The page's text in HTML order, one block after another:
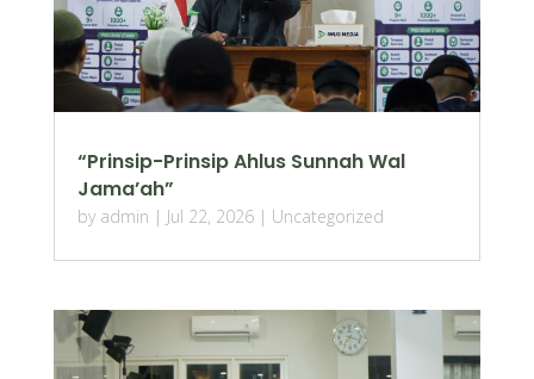
“Prinsip-Prinsip Ahlus Sunnah Wal
Jama’ah”
by admin | Jul 22, 2026| Uncategorized